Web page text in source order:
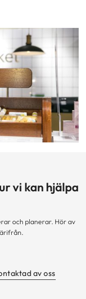
vi kan hjälpa
och planerar. Hör av
av oss